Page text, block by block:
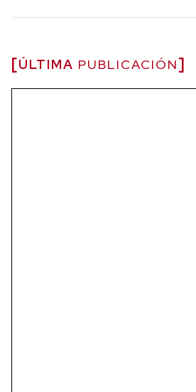
ÚLTIMA PUBLICACIÓN